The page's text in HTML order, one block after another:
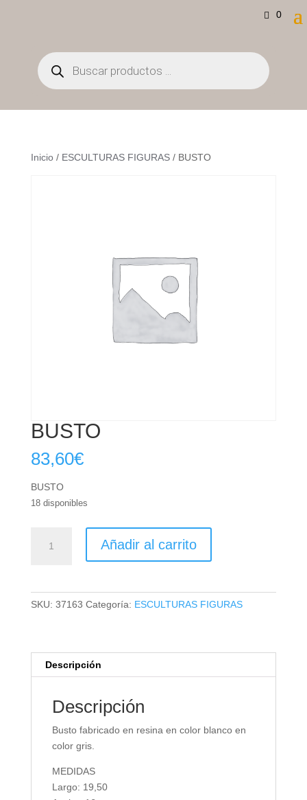
0
Búsqueda
de
productos
Inicio/ ESCULTURAS FIGURAS/ BUSTO
BUSTO
83,60€
BUSTO
18 disponibles
cantidad
Añadir al carrito
SKU: 37163 Categoría: ESCULTURAS FIGURAS
Descripción
Descripción
Busto fabricado en resina en color blanco en
color gris.
MEDIDAS
Largo: 19,50